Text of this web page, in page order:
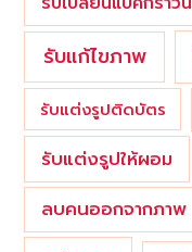
รับแก้ไขภาพ
รับแต่งรูปติดบัตร
รับแต่งรูปให้ผอม
ลบคนออกจากภาพ